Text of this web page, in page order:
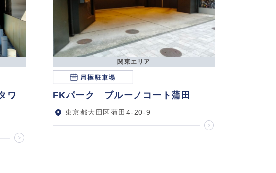
ワ
関東エリア
FKパーク ブルーノコート蒲田
東京都大田区蒲田4-20-9